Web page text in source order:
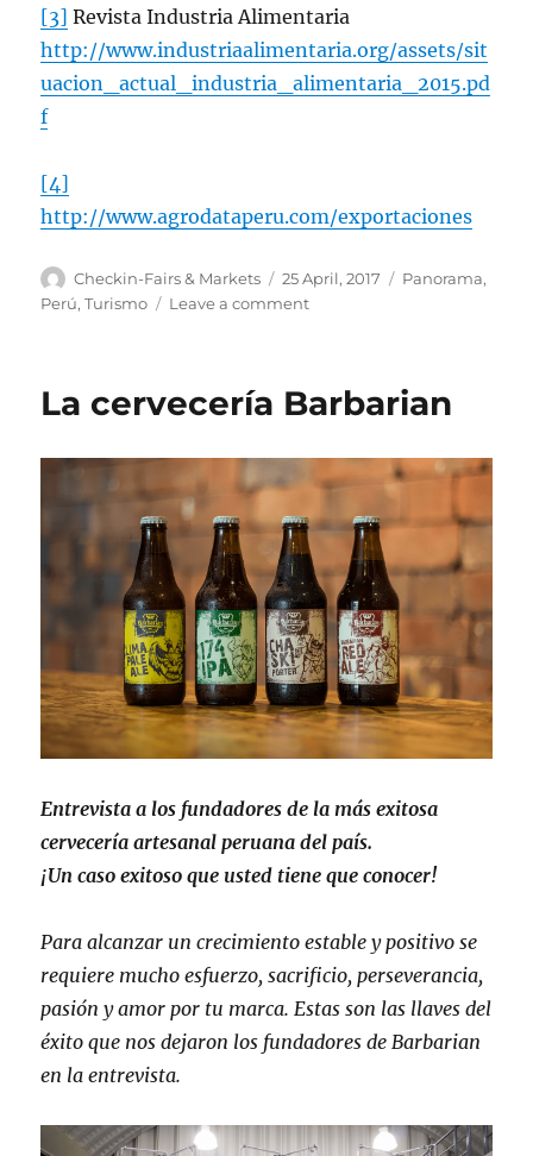
[3] Revista Industria Alimentaria
http://www.industriaalimentaria.org/assets/sit
uacion_actual_industria_alimentaria_2015.pd
f
[4]
http://www.agrodataperu.com/exportaciones
Author
Checkin-Fairs & Markets
Posted
on
25 April, 2017 Categories
Panorama,
Perú,Turismo Leave a commenton
que
Perú,
un
país
lleno
oportunidades
La cervecería Barbarian
Entrevista a los fundadores de la más exitosa
cervecería artesanal peruana del país.
¡Un caso exitoso que usted tiene que conocer!
Para alcanzar un crecimiento estable y positivo se
requiere mucho esfuerzo, sacrificio, perseverancia,
pasión y amor por tu marca. Estas son las llaves del
éxito que nos dejaron los fundadores de Barbarian
en la entrevista.